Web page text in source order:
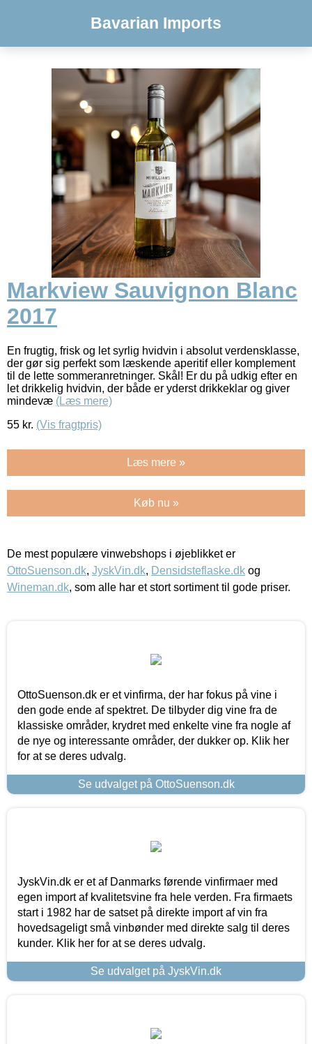
Bavarian Imports
Markview Sauvignon Blanc
2017
En frugtig, frisk og let syrlig hvidvin i absolut verdensklasse,
der gør sig perfekt som læskende aperitif eller komplement
til de lette sommeranretninger. Skål! Er du på udkig efter en
let drikkelig hvidvin, der både er yderst drikkeklar og giver
mindevæ (Læs mere)
55 kr. (Vis fragtpris)
Læs mere »
Køb nu »
De mest populære vinwebshops i øjeblikket er
OttoSuenson.dk, JyskVin.dk, Densidsteflaske.dk og
Wineman.dk, som alle har et stort sortiment til gode priser.
OttoSuenson.dk er et vinfirma, der har fokus på vine i
den gode ende af spektret. De tilbyder dig vine fra de
klassiske områder, krydret med enkelte vine fra nogle af
de nye og interessante områder, der dukker op. Klik her
for at se deres udvalg.
Se udvalget på OttoSuenson.dk
JyskVin.dk er et af Danmarks førende vinfirmaer med
egen import af kvalitetsvine fra hele verden. Fra firmaets
start i 1982 har de satset på direkte import af vin fra
hovedsageligt små vinbønder med direkte salg til deres
kunder. Klik her for at se deres udvalg.
Se udvalget på JyskVin.dk